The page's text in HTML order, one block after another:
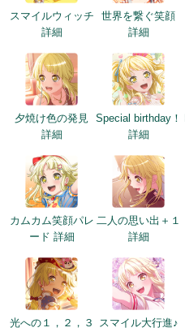
スマイルウィッチ
詳細
世界を繋ぐ笑顔
詳細
夕焼け色の発見
詳細
Special birthday！
詳細
カムカム笑顔パレ
ード 詳細
二人の思い出＋１
詳細
光への１，２，３
スマイル大行進♪